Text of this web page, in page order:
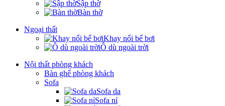
Sập thờ
Bàn thờ
Ngoại thất
Khay nổi bể bơi
Ô dù ngoài trời
Nội thất phòng khách
Bàn ghế phòng khách
Sofa
Sofa da
Sofa nỉ